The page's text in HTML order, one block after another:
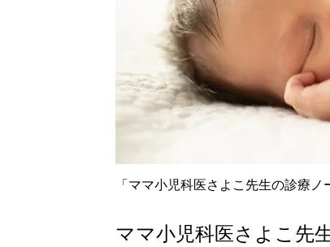
「ママ小児科医さよこ先生の診療
ママ小児科医さよこ先